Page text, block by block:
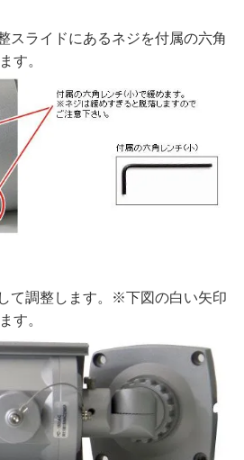
スライドにあるネジを付属の六角
す。
て調整します。※下図の白い矢印
す。